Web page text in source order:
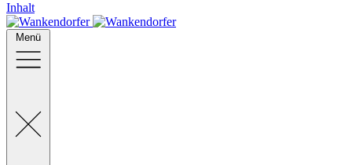
Inhalt
Menü